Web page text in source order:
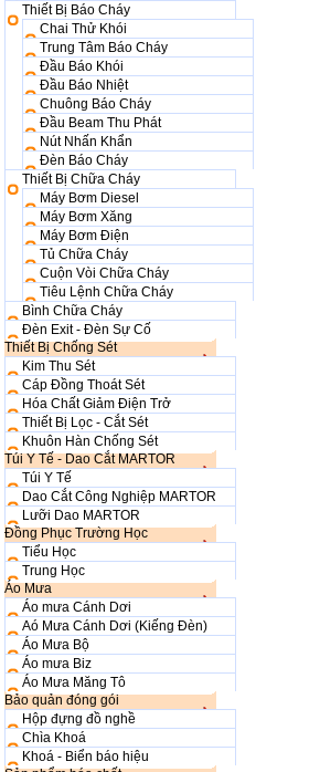
Thiết Bị Báo Cháy
Chai Thử Khói
Trung Tâm Báo Cháy
Đầu Báo Khói
Đầu Báo Nhiệt
Chuông Báo Cháy
Đầu Beam Thu Phát
Nút Nhấn Khẩn
Đèn Báo Cháy
Thiết Bị Chữa Cháy
Máy Bơm Diesel
Máy Bơm Xăng
Máy Bơm Điện
Tủ Chữa Cháy
Cuộn Vòi Chữa Cháy
Tiêu Lệnh Chữa Cháy
Bình Chữa Cháy
Đèn Exit - Đèn Sự Cố
Thiết Bị Chống Sét
Kim Thu Sét
Cáp Đồng Thoát Sét
Hóa Chất Giảm Điện Trở
Thiết Bị Lọc - Cắt Sét
Khuôn Hàn Chống Sét
Túi Y Tế - Dao Cắt MARTOR
Túi Y Tế
Dao Cắt Công Nghiệp MARTOR
Lưỡi Dao MARTOR
Đồng Phục Trường Học
Tiểu Học
Trung Học
Áo Mưa
Áo mưa Cánh Dơi
Aó Mưa Cánh Dơi (Kiếng Đèn)
Áo Mưa Bộ
Áo mưa Biz
Áo Mưa Măng Tô
Bảo quản đóng gói
Hộp đựng đồ nghề
Chìa Khoá
Khoá - Biển báo hiệu